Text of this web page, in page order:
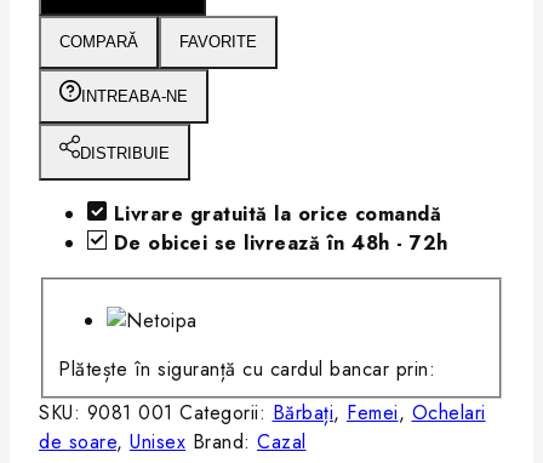
COMPARĂ FAVORITE
INTREABA-NE
DISTRIBUIE
Livrare gratuită la orice comandă
De obicei se livrează în 48h - 72h
Plătește în siguranță cu cardul bancar prin:
SKU: 9081 001 Categorii: Bărbați, Femei, Ochelari
de soare, Unisex Brand: Cazal